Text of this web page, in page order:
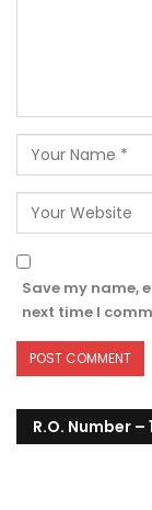
Save my name,
next time I
R.O. Number –